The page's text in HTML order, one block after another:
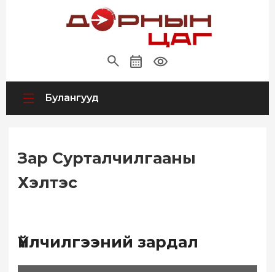
Булангууд
Зар Сурталчилгааны
Хэлтэс
Үйлчилгээний зардал